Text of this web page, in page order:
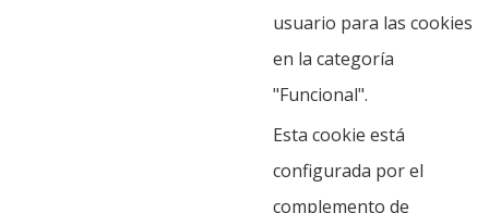
usuario para las cookies
en la categoría
"Funcional".
Esta cookie está
configurada por el
complemento de